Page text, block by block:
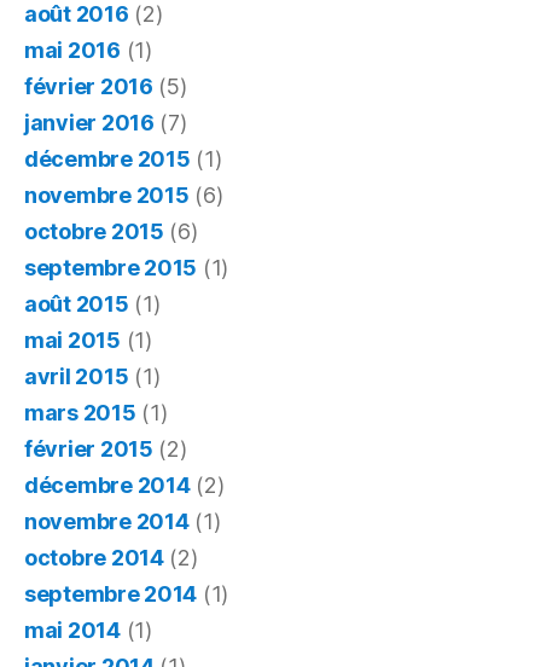
août 2016 (2)
mai 2016 (1)
février 2016 (5)
janvier 2016 (7)
décembre 2015 (1)
novembre 2015 (6)
octobre 2015 (6)
septembre 2015 (1)
août 2015 (1)
mai 2015 (1)
avril 2015 (1)
mars 2015 (1)
février 2015 (2)
décembre 2014(2)
novembre 2014(1)
octobre 2014(2)
septembre 2014 (1)
mai 2014(1)